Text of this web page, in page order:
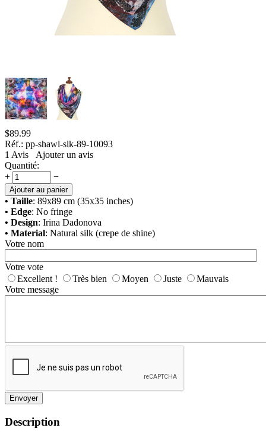
$89.99
Réf.: pp-shawl-slk-89-10093
1 Avis
Ajouter un avis
Quantité:
+
−
Ajouter au panier
• Taille: 89x89 cm (35x35 inches)
• Edge: No fringe
• Design: Irina Dadonova
• Material: Natural silk (crepe de shine)
Votre nom
Votre vote
Excellent !
Très bien Moyen Juste
Mauvais
Votre message
Envoyer
Description